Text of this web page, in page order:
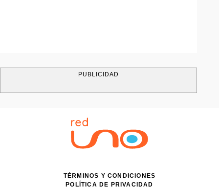
PUBLICIDAD
TÉRMINOS Y CONDICIONES
POLÍTICA DE PRIVACIDAD